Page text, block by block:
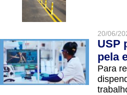
20/06/
USP
pela
Para